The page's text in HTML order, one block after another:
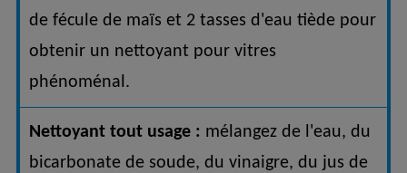
de fécule de maïs et 2 tasses d'eau tiède pour
obtenir un nettoyant pour vitres
phénoménal.
Nettoyant tout usage : mélangez de l'eau, du
bicarbonate de soude, du vinaigre, du jus de